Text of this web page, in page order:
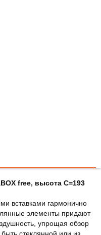
free, высота C=193
вставками гармонично
элементы придают
упрощая обзор
стеклянной или из